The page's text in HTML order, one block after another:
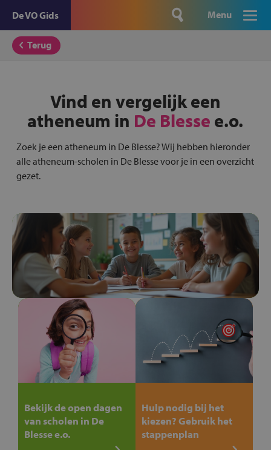
De VO Gids Menu
Terug
Vind en vergelijk een
atheneum in De Blesse e.o.
Zoek je een atheneum in De Blesse? Wij hebben hieronder
alle atheneum-scholen in De Blesse voor je in een overzicht
gezet.
Bekijk de open dagen
van scholen in De
Blesse e.o.
Hulp nodig bij het
kiezen? Gebruik het
stappenplan